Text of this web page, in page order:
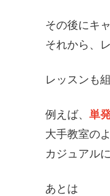
その後にキ
それから、
レッスンも
例えば、 単
大手教室の
カジュアル
あとは